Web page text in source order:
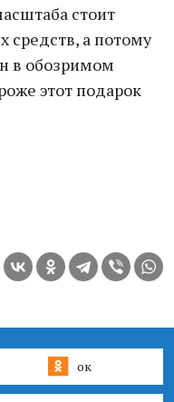
стоит
средств, а потому
в обозримом
этот подарок
ок